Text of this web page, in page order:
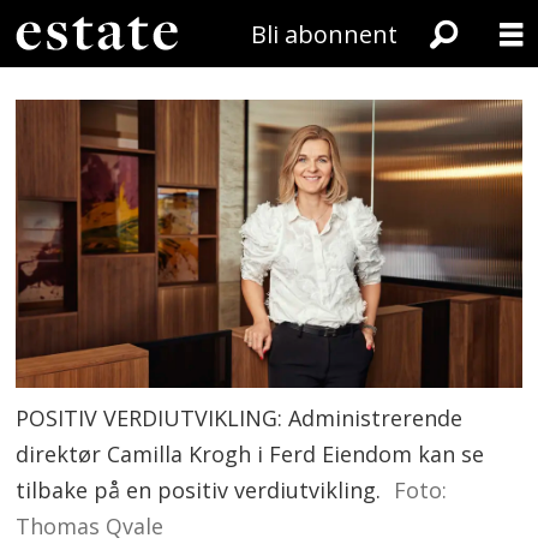
Bli abonnent
POSITIV VERDIUTVIKLING: Administrerende
direktør Camilla Krogh i Ferd Eiendom kan se
tilbake på en positiv verdiutvikling. Foto:
Thomas Qvale